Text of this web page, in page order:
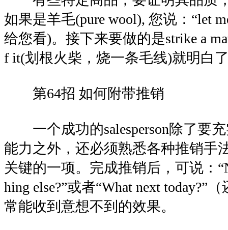
如果是羊毛(pure wool), 您说：“let
给您看)。接下来要做的是strike a
f it(划根火柴，烧一条毛线)就明白
第64招 如何附带推销
一个成功的salesperson除了要
能力之外，还必须熟悉各种推销手
关键的一项。完成推销后，可说：
hing else?”或者“What next today?”
常能收到意想不到的效果。